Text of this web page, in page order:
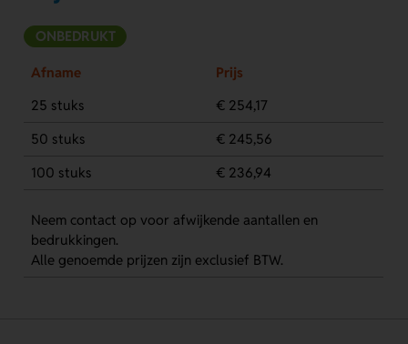
ONBEDRUKT
Afname
Prijs
25 stuks
€ 254,17
50 stuks
€ 245,56
100 stuks
€ 236,94
Neem contact op voor afwijkende aantallen en
bedrukkingen.
Alle genoemde prijzen zijn exclusief BTW.